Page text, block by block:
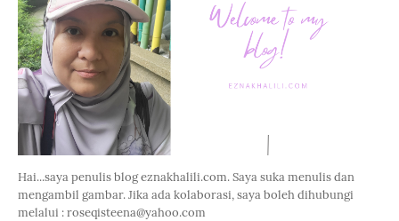
Hai...saya penulis blog eznakhalili.com. Saya suka menulis dan
mengambil gambar. Jika ada kolaborasi, saya boleh dihubungi
melalui : roseqisteena@yahoo.com